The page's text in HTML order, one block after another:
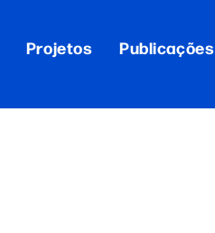
Projetos Publicações